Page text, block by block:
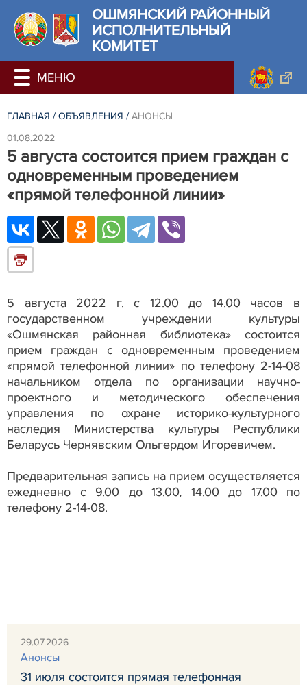
ОШМЯНСКИЙ РАЙОННЫЙ
ИСПОЛНИТЕЛЬНЫЙ
КОМИТЕТ
ГЛАВНАЯ / ОБЪЯВЛЕНИЯ / АНОНСЫ
01.08.2022
5 августа состоится прием граждан с
одновременным проведением
«прямой телефонной линии»
5 августа 2022 г. с 12.00 до 14.00 часов в
государственном учреждении культуры
«Ошмянская районная библиотека» состоится
прием граждан с одновременным проведением
«прямой телефонной линии» по телефону 2-14-08
начальником отдела по организации научно-
проектного и методического обеспечения
управления по охране историко-культурного
наследия Министерства культуры Республики
Беларусь Чернявским Ольгердом Игоревичем.
Предварительная запись на прием осуществляется
ежедневно с 9.00 до 13.00, 14.00 до 17.00 по
телефону 2-14-08.
29.07.2026
Анонсы
31 июля состоится прямая телефонная